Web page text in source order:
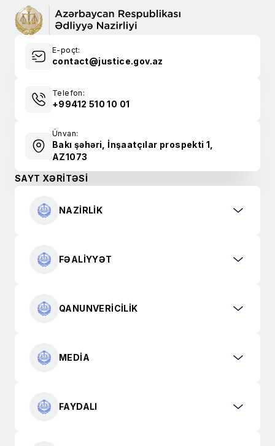
E-poçt:
contact@justice.gov.az
Telefon:
+99412 510 10 01
Ünvan:
Bakı şəhəri, İnşaatçılar prospekti 1,
AZ1073
SAYT XƏRİTƏSİ
NAZIRLIK
FƏALIYYƏT
QANUNVERICILIK
MEDIA
FAYDALI